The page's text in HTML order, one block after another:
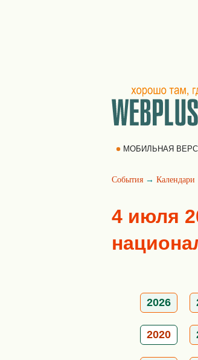
МОБИЛЬНАЯ
События → Календари
4 июля
2026
2020